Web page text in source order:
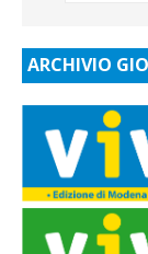
ARCHIVIO